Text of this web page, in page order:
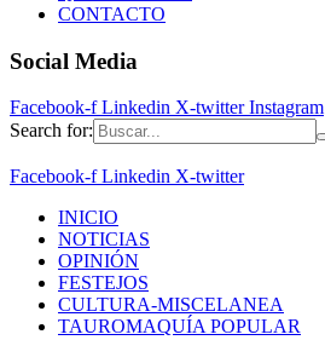
CONTACTO
Social Media
Facebook-f Linkedin X-twitter Instagram
Search for:
Facebook-f Linkedin X-twitter
INICIO
NOTICIAS
OPINIÓN
FESTEJOS
CULTURA-MISCELANEA
TAUROMAQUÍA POPULAR